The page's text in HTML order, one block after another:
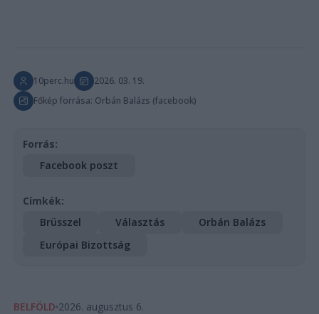
10perc.hu
2026. 03. 19.
Főkép forrása: Orbán Balázs (facebook)
Forrás:
Facebook poszt
Címkék:
Brüsszel
Választás
Orbán Balázs
Európai Bizottság
BELFÖLD 2026. augusztus 6.